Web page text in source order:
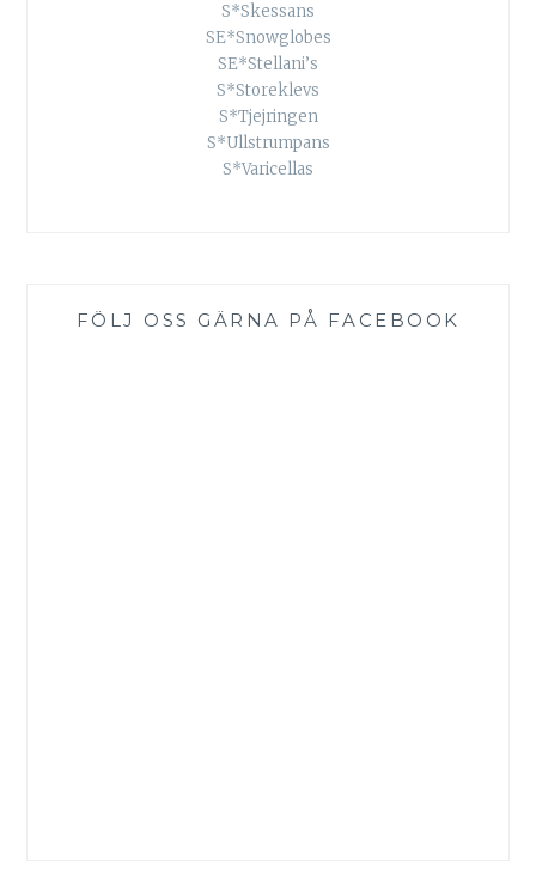
S*Skessans
SE*Snowglobes
SE*Stellani’s
S*Storeklevs
S*Tjejringen
S*Ullstrumpans
S*Varicellas
FÖLJ OSS GÄRNA PÅ FACEBOOK